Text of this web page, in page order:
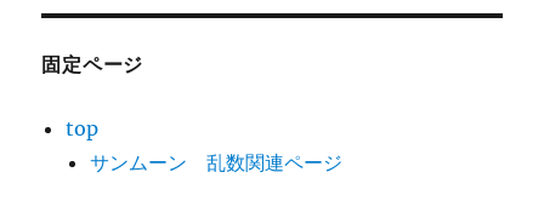
固定ページ
top
サンムーン 乱数関連ページ